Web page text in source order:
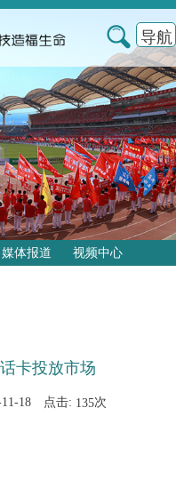
导航
媒体报道 视频中心
卡投放市场
18 点击: 135次